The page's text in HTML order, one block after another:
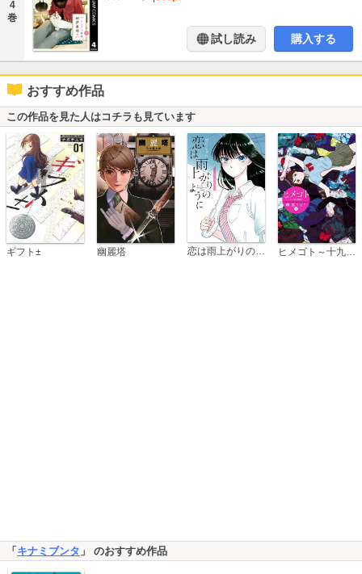
4
巻
試し読み 購入する
おすすめ作品
この作品を見た人はコチラも見ています
ギフト± 幽麗塔 恋は雨上がりのように
「キナミブンタ 」 のおすすめ作品